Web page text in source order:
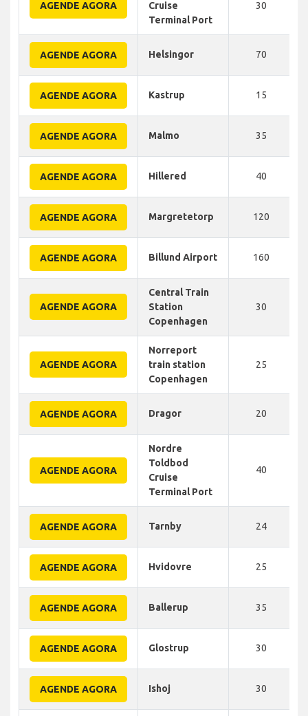
AGENDE AGORA
Cruise
Terminal Port
30
AGENDE AGORA Helsingor 70
AGENDE AGORA Kastrup 15
AGENDE AGORA Malmo 35
AGENDE AGORA Hillered 40
AGENDE AGORA Margretetorp 120
AGENDE AGORA Billund Airport 160
AGENDE AGORA
Central Train
Station
Copenhagen
30
AGENDE AGORA
Norreport
train station
Copenhagen
25
AGENDE AGORA Dragor 20
AGENDE AGORA
Nordre
Toldbod
Cruise
Terminal Port
40
AGENDE AGORA Tarnby 24
AGENDE AGORA Hvidovre 25
AGENDE AGORA Ballerup 35
AGENDE AGORA Glostrup 30
AGENDE AGORA Ishoj 30